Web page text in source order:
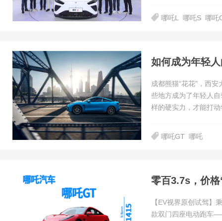
哪吒L 哪吒S 哪吒
如何成为年轻
成都熊猫“花花”，西
些地方成为了年轻人
样的硬实力，才能打
哪吒GT 哪吒
【EV视界原创试驾】
款双门四座电动跑车